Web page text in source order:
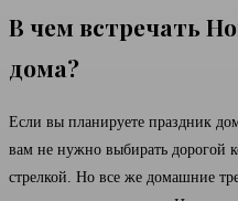
В чем встречать
дома?
Если вы планируете праздник
вам не нужно выбирать дорогой
стрелкой. Но все же домашние